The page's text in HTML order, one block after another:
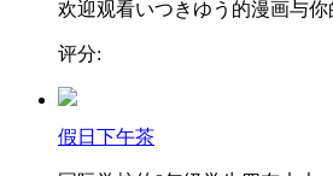
欢迎观看いつきゆう的漫画与
评分:
假日下午茶